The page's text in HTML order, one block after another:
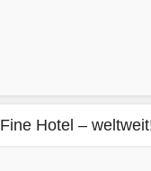
Fine Hotel –